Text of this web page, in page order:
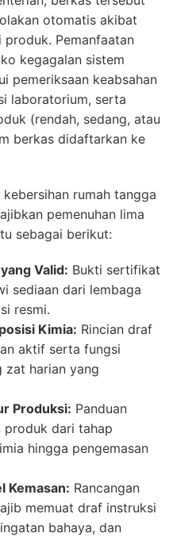
otomatis akibat
Pemanfaatan
kegagalan sistem
pemeriksaan keabsahan
laboratorium, serta
(rendah, sedang, atau
berkas didaftarkan ke
rumah tangga
pemenuhan lima
sebagai berikut:
Valid: Bukti sertifikat
sediaan dari lembaga
resmi.
Kimia: Rincian draf
aktif serta fungsi
zat harian yang
Produksi: Panduan
dari tahap
hingga pengemasan
Kemasan: Rancangan
memuat draf instruksi
bahaya, dan